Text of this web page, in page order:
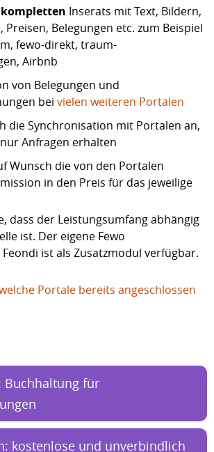
kompletten Inserats mit Text, Bildern,
Belegungen etc. zum Beispiel
fewo-direkt, traum-
Airbnb
von Belegungen und
bei vielen weiteren Portalen
die Synchronisation mit Portalen an,
Anfragen erhalten
Wunsch die von den Portalen
in den Preis für das jeweilige
dass der Leistungsumfang abhängig
ist. Der eigene Fewo
ist als Zusatzmodul verfügbar.
Portale bereits angeschlossen
Buchhaltung für
kostenlose und unverbindlich